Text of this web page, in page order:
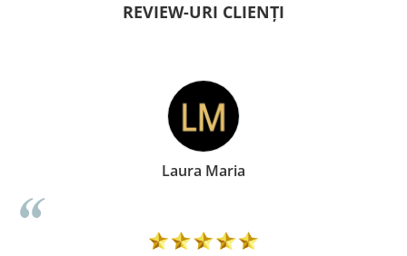
REVIEW-URI CLIENȚI
Doina Georgescu